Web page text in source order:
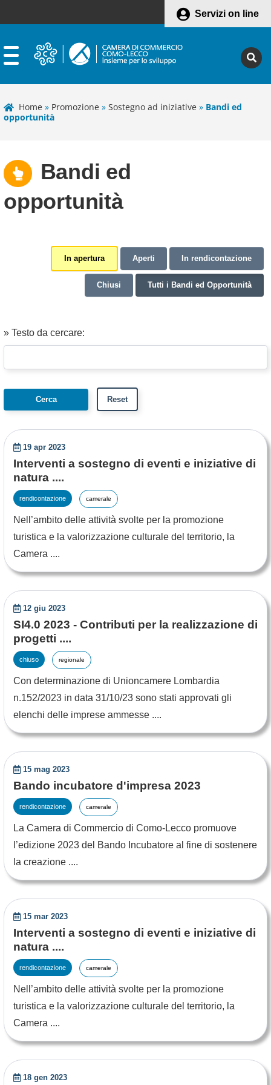
Servizi on line
Home » Promozione » Sostegno ad iniziative » Bandi ed
opportunità
Bandi ed
opportunità
In apertura Aperti In rendicontazione
Chiusi Tutti i Bandi ed Opportunità
» Testo da cercare:
19 apr 2023
Interventi a sostegno di eventi e iniziative di
natura ....
rendicontazione camerale
Nell’ambito delle attività svolte per la promozione
turistica e la valorizzazione culturale del territorio, la
Camera ....
12 giu 2023
SI4.0 2023 - Contributi per la realizzazione di
progetti ....
chiuso regionale
Con determinazione di Unioncamere Lombardia
n.152/2023 in data 31/10/23 sono stati approvati gli
elenchi delle imprese ammesse ....
15 mag 2023
Bando incubatore d'impresa 2023
rendicontazione camerale
La Camera di Commercio di Como-Lecco promuove
l’edizione 2023 del Bando Incubatore al fine di sostenere
la creazione ....
15 mar 2023
Interventi a sostegno di eventi e iniziative di
natura ....
rendicontazione camerale
Nell’ambito delle attività svolte per la promozione
turistica e la valorizzazione culturale del territorio, la
Camera ....
18 gen 2023